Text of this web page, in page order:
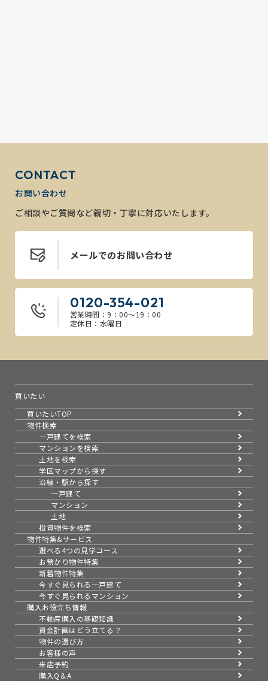
CONTACT
お問い合わせ
ご相談やご質問など親切・丁寧に対応いたします。
メールでのお問い合わせ
0120-354-021
営業時間：9：00～19：00
定休日：水曜日
買いたい
買いたいTOP
物件検索
一戸建てを検索
マンションを検索
土地を検索
学区マップから探す
沿線・駅から探す
一戸建て
マンション
土地
投資物件を検索
物件特集&サービス
選べる4つの見学コース
お預かり物件特集
新着物件特集
今すぐ見られる一戸建て
今すぐ見られるマンション
購入お役立ち情報
不動産購入の基礎知識
資金計画はどう立てる？
物件の選び方
お客様の声
来店予約
購入Q＆A